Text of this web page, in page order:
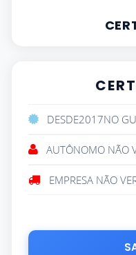
DESDE2017NO
AUTÔNOMO NÃO
EMPRESA NÃO